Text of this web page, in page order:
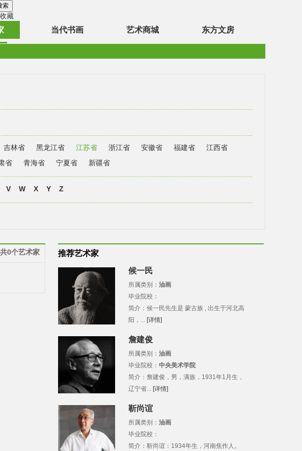
收藏
当代书画 艺术商城 东方文房
吉林省 黑龙江省 江苏省 浙江省 安徽省 福建省
江西省
省 青海省 宁夏省 新疆省
V W X Y Z
共0个艺术家 推荐艺术家
候一民
所属类别： 油画
毕业院校：
简介：候一民先生是 蒙古族 , 出生于河北高
阳，... [详情]
詹建俊
所属类别： 油画
毕业院校： 中央美术学院
简介：詹建俊，男，满族，1931年1月生，
辽宁省... [详情]
靳尚谊
所属类别： 油画
毕业院校：
简介：靳尚谊：1934年生，河南焦作人。